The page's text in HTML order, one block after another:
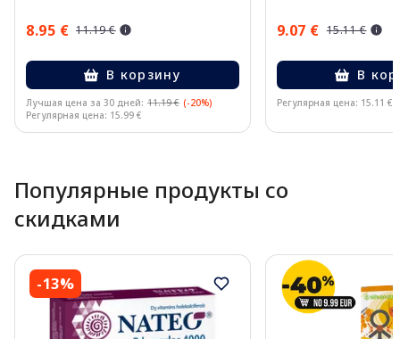
8.95 € 11.19 €
В корзину
Лучшая цена за 30 дней: 11.19 € (-20%)
Регулярная цена: 15.99 €
9.07 € 15.11 €
В
Регулярная цена: 15.11 €
Популярные продукты со
скидками
-13%